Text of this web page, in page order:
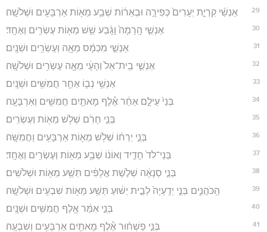
29 אַנְשֵׁ֨י קִרְיַ֤ת יְעָרִים֙ כְּפִירָ֣ה וּבְאֵר֔וֹת שְׁבַ֥ע מֵא֖וֹת אַרְבָּעִ֥ים וּשְׁלֹשָֽׁה׃
30 אַנְשֵׁ֤י הָֽרָמָה֙ וָגָ֔בַע שֵׁ֥שׁ מֵא֖וֹת עֶשְׂרִ֥ים וְאֶחָֽד׃
31 אַנְשֵׁ֣י מִכְמָ֔ס מֵאָ֖ה וְעֶשְׂרִ֥ים וּשְׁנָֽיִם׃
32 אַנְשֵׁ֤י בֵֽית־אֵל֙ וְהָעָ֔י מֵאָ֖ה עֶשְׂרִ֥ים וּשְׁלֹשָֽׁה׃
33 אַנְשֵׁ֥י נְב֛וֹ אַחֵ֖ר חֲמִשִּׁ֥ים וּשְׁנָֽיִם׃
34 בְּנֵי֙ עֵילָ֣ם אַחֵ֔ר אֶ֕לֶף מָאתַ֖יִם חֲמִשִּׁ֥ים וְאַרְבָּעָֽה׃
35 בְּנֵ֣י חָרִ֔ם שְׁלֹ֥שׁ מֵא֖וֹת וְעֶשְׂרִֽים׃
36 בְּנֵ֣י יְרֵח֔וֹ שְׁלֹ֥שׁ מֵא֖וֹת אַרְבָּעִ֥ים וַחֲמִשָּֽׁה׃
37 בְּנֵי־לֹד֙ חָדִ֣יד וְאוֹנ֔וֹ שְׁבַ֥ע מֵא֖וֹת וְעֶשְׂרִ֥ים וְאֶחָֽד׃
38 בְּנֵ֣י סְנָאָ֔ה שְׁלֹ֣שֶׁת אֲלָפִ֔ים תְּשַׁ֥ע מֵא֖וֹת וּשְׁלֹשִֽׁים׃
39 הַֽכֹּהֲנִ֑ים בְּנֵ֤י יְדַֽעְיָה֙ לְבֵ֣ית יֵשׁ֔וּעַ תְּשַׁ֥ע מֵא֖וֹת שִׁבְעִ֥ים וּשְׁלֹשָֽׁה׃
40 בְּנֵ֣י אִמֵּ֔ר אֶ֖לֶף חֲמִשִּׁ֥ים וּשְׁנָֽיִם׃
41 בְּנֵ֣י פַשְׁח֔וּר אֶ֕לֶף מָאתַ֖יִם אַרְבָּעִ֥ים וְשִׁבְעָֽה׃